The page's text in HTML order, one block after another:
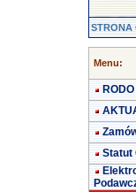
STRONA
Menu:
RODO
Statut